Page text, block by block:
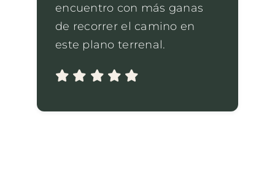
encuentro con más ganas
de recorrer el camino en
este plano terrenal.